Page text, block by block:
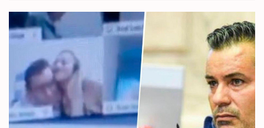
DEPORTES
ESPECTÁCULOS
NACIONALES
REGIONALES
SOCIEDAD